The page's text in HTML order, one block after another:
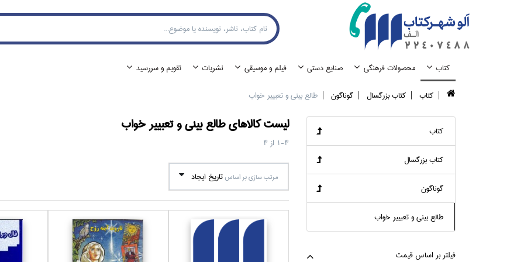
كتاب محصولات فرهنگي صنايع دستي فيلم و موسيقي نشريات
تقويم و سررسيد
كتاب
كتاب بزرگسال گوناگون طالع بيني و تعبيير خواب
كتاب
كتاب بزرگسال
گوناگون
طالع بيني و تعبيير خواب
فيلتر بر اساس قيمت
ليست کالا‌هايطالع بيني و تعبيير خواب
1-4 از 4
مرتب سازي بر اساس تاريخ ايجاد